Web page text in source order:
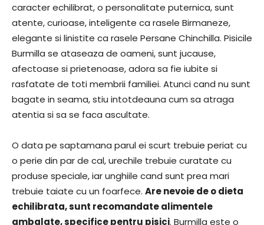
caracter echilibrat, o personalitate puternica, sunt
atente, curioase, inteligente ca rasele Birmaneze,
elegante si linistite ca rasele Persane Chinchilla. Pisicile
Burmilla se ataseaza de oameni, sunt jucause,
afectoase si prietenoase, adora sa fie iubite si
rasfatate de toti membrii familiei. Atunci cand nu sunt
bagate in seama, stiu intotdeauna cum sa atraga
atentia si sa se faca ascultate.
O data pe saptamana parul ei scurt trebuie periat cu
o perie din par de cal, urechile trebuie curatate cu
produse speciale, iar unghiile cand sunt prea mari
trebuie taiate cu un foarfece. Are nevoie de o dieta
echilibrata, sunt recomandate alimentele
ambalate, specifice pentru pisici. Burmilla este o